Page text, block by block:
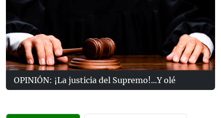
OPINIÓN: ¡La justicia del Supremo!...Y olé